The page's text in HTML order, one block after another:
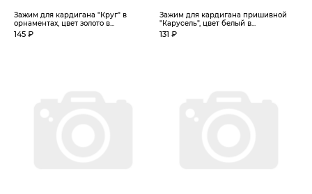
Зажим для кардигана "Круг" в
орнаментах, цвет золото в...
145 ₽
Зажим для кардигана пришивной
"Карусель", цвет белый в...
131 ₽